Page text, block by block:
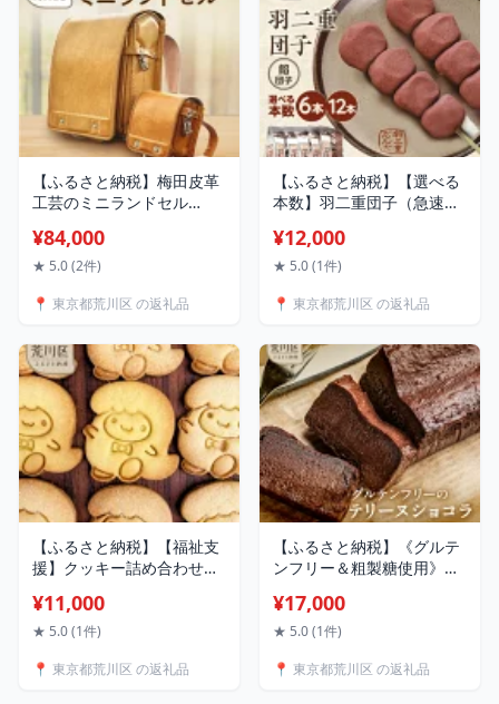
【ふるさと納税】梅田皮革
工芸のミニランドセル
¥84,000
★ 5.0 (2件)
📍 東京都荒川区 の返礼品
【ふるさと納税】【選べる
本数】羽二重団子（急速冷
べる 本数 お菓子 和菓子 ス
イーツ 団子 冷凍 ギフト プ
¥12,000
★ 5.0 (1件)
📍 東京都荒川区 の返礼品
【ふるさと納税】【福祉支
援】クッキー詰め合わせ
【040-001】
¥11,000
★ 5.0 (1件)
📍 東京都荒川区 の返礼品
【ふるさと納税】《グルテ
ンフリー＆粗製糖使用》大
【025-010】グルテンフリ
ー 米粉 スイーツ お菓子 洋
コレート カカオ ショコラ
¥17,000
★ 5.0 (1件)
📍 東京都荒川区 の返礼品